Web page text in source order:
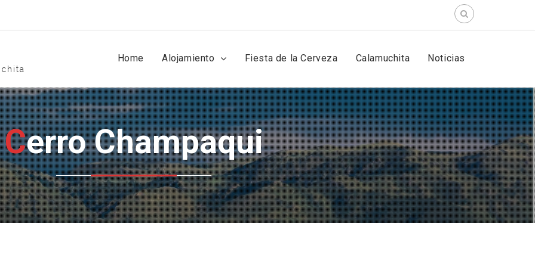
Search
for:
Home Alojamiento Fiesta de la Cerveza Calamuchita Noticias
Cerro Champaqui